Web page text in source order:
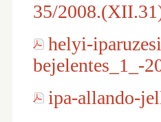
35/
helyi-
bejelentes_1_-
ipa-allando-